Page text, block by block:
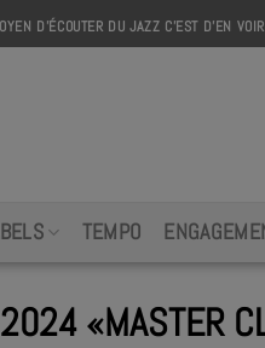
D'ÉCOUTER DU JAZZ C'EST D'EN
TEMPO
«MASTER